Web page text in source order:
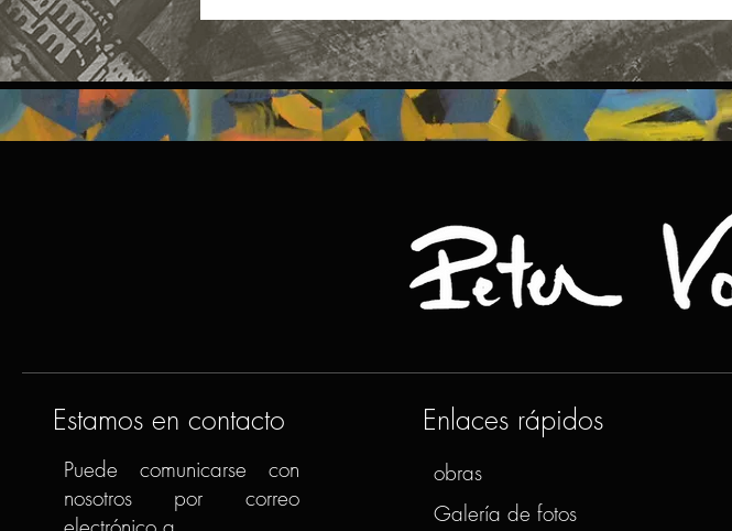
Estamos en contacto
Puede comunicarse con
nosotros por correo
Enlaces rápidos
obras
Galería de fotos